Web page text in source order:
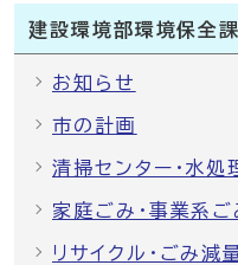
建設環境部環境保全課
お知らせ
市の計画
清掃センター・水処
家庭ごみ・事業系ご
リサイクル・ごみ減